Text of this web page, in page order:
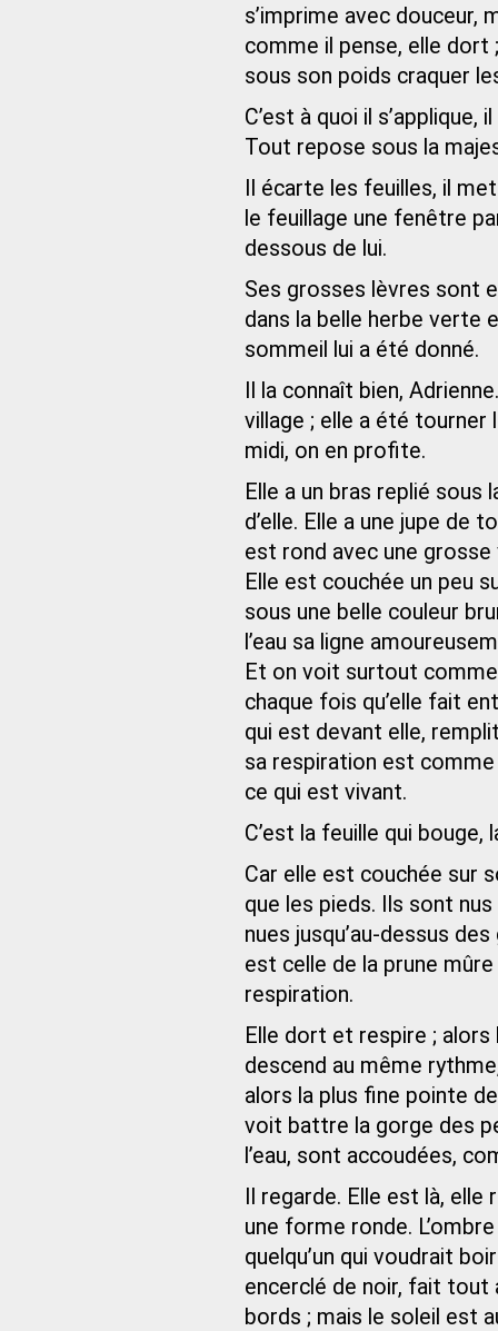
s’imprime avec douceur,
comme il pense, elle dort
sous son poids craquer
C’est à quoi il
Tout repose sous la
Il écarte les feuilles, il
le feuillage une fenêtre
dessous de lui.
Ses grosses lèvres sont
dans la belle herbe verte
sommeil lui a été donné.
Il la connaît bien,
village ; elle a été
midi, on en profite.
Elle a un bras replié sous
d’elle. Elle a une jupe de
est rond avec une grosse
Elle est couchée un peu
sous une belle couleur
l’eau sa ligne
Et on voit surtout comme
chaque fois qu’elle fait
qui est devant elle,
sa respiration est
ce qui est vivant.
C’est la feuille qui bouge,
Car elle est couchée sur
que les pieds. Ils sont
nues jusqu’au-dessus
est celle de la prune
respiration.
Elle dort et respire ; alors
descend au même
alors la plus fine pointe
voit battre la gorge des
l’eau, sont accoudées,
Il regarde. Elle est là,
une forme ronde.
quelqu’un qui voudrait
encerclé de noir, fait tout
bords ; mais le soleil est